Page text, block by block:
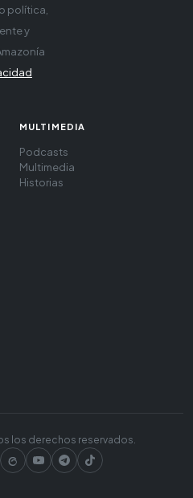
política,
y
MULTIMEDIA
Podcasts
Multimedia
Historias
los derechos reservados.